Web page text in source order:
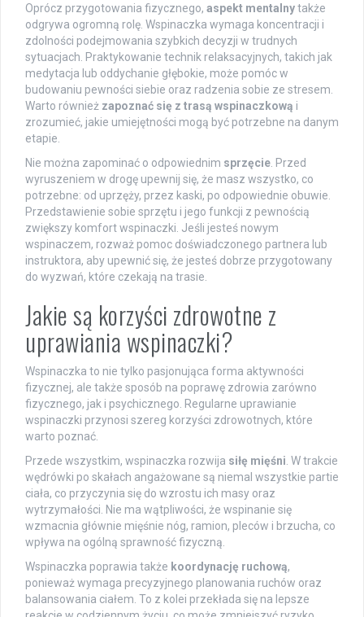
Oprócz przygotowania fizycznego, aspekt mentalnytakże
odgrywa ogromną rolę. Wspinaczka wymaga koncentracji i
zdolności podejmowania szybkich decyzji w trudnych
sytuacjach. Praktykowanie technik relaksacyjnych, takich jak
medytacja lub oddychanie głębokie, może pomóc w
budowaniu pewności siebie oraz radzenia sobie ze stresem.
Warto również zapoznać się z trasą wspinaczkową i
zrozumieć, jakie umiejętności mogą być potrzebne na danym
etapie.
Nie można zapominać o odpowiednim sprzęcie . Przed
wyruszeniem w drogę upewnij się, że masz wszystko, co
potrzebne: od uprzęży, przez kaski, po odpowiednie obuwie.
Przedstawienie sobie sprzętu i jego funkcji z pewnością
zwiększy komfort wspinaczki. Jeśli jesteś nowym
wspinaczem, rozważ pomoc doświadczonego partnera lub
instruktora, aby upewnić się, że jesteś dobrze przygotowany
do wyzwań, które czekają na trasie.
Jakie są korzyści zdrowotne z
uprawiania wspinaczki?
Wspinaczka to nie tylko pasjonująca forma aktywności
fizycznej, ale także sposób na poprawę zdrowia zarówno
fizycznego, jak i psychicznego. Regularne uprawianie
wspinaczki przynosi szereg korzyści zdrowotnych, które
warto poznać.
Przede wszystkim, wspinaczka rozwija siłę mięśni . W trakcie
wędrówki po skałach angażowane są niemal wszystkie partie
ciała, co przyczynia się do wzrostu ich masy oraz
wytrzymałości. Nie ma wątpliwości, że wspinanie się
wzmacnia głównie mięśnie nóg, ramion, pleców i brzucha, co
wpływa na ogólną sprawność fizyczną.
Wspinaczka poprawia także koordynację ruchową,
ponieważ wymaga precyzyjnego planowania ruchów oraz
balansowania ciałem. To z kolei przekłada się na lepsze